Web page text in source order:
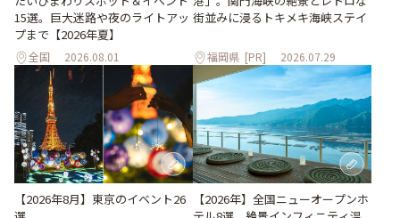
15選。巨大迷路や夜のライトアッ
プまで【2026年夏】
全国 2026.08.01
街並みに浸るトキメキ海峡ステイ
福岡県 [PR] 2026.07.29
【2026年8月】東京のイベント26
【2026年】全国ニューオープンホ